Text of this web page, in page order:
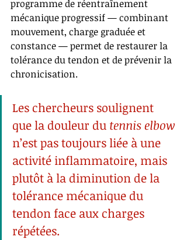
programme de réentraînement
mécanique progressif — combinant
mouvement, charge graduée et
constance — permet de restaurer la
tolérance du tendon et de prévenir la
chronicisation.
Les chercheurs soulignent
que la douleur du tennis elbow
n’est pas toujours liée à une
activité inflammatoire, mais
plutôt à la diminution de la
tolérance mécanique du
tendon face aux charges
répétées.